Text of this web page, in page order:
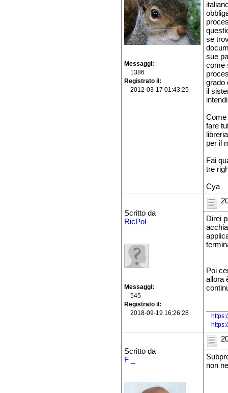
Messaggi
1386
Registrato il
2012-03-17 01:43:25
se
sue
come
grado
il
fare
per il
Fai
tre
Cya
Scritto da
RicPol
Messaggi
545
Registrato il
2018-09-19 16:26:28
Direi
Poi
allora
Scritto da
F _
non